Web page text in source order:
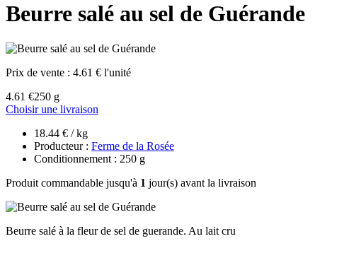
Beurre salé au sel de Guérande
Prix de vente : 4.61 € l'unité
4.61 €250 g
Choisir une livraison
18.44 € / kg
Producteur : Ferme de la Rosée
Conditionnement : 250 g
Produit commandable jusqu'à 1 jour(s) avant la livraison
Beurre salé à la fleur de sel de guerande. Au lait cru